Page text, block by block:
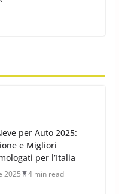
invernali difficili
nuovi
read
per Auto 2025:
e Migliori
per l’Italia
2025 4 min read